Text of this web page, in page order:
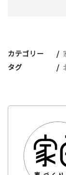
カテゴリー
タグ